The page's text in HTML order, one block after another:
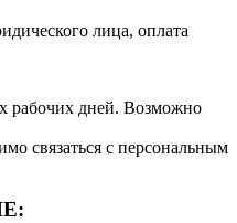
лица, оплата
рабочих дней. Возможно
связаться с персональным